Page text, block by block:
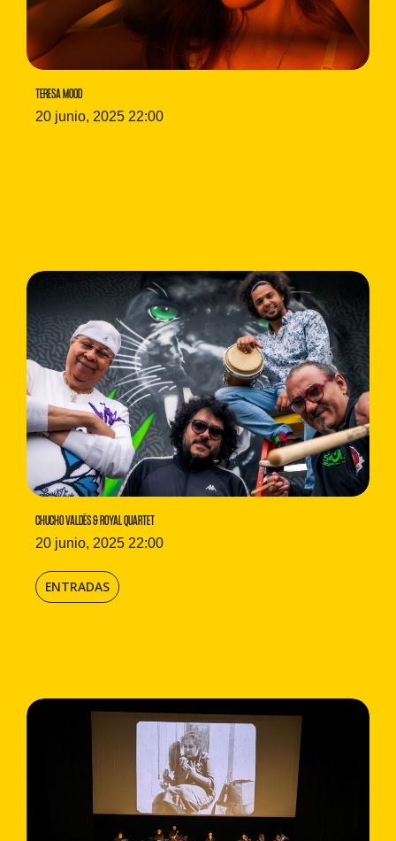
TERESA MOOD
20 junio, 2025 22:00
CHUCHO VALDÉS & ROYAL QUARTET
20 junio, 2025 22:00
ENTRADAS